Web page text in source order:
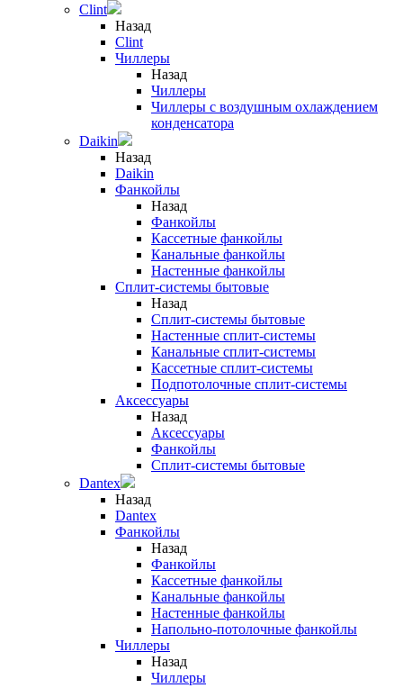
Clint
Назад
Clint
Чиллеры
Назад
Чиллеры
Чиллеры с воздушным охлаждением
конденсатора
Daikin
Назад
Daikin
Фанкойлы
Назад
Фанкойлы
Кассетные фанкойлы
Канальные фанкойлы
Настенные фанкойлы
Сплит-системы бытовые
Назад
Сплит-системы бытовые
Настенные сплит-системы
Канальные сплит-системы
Кассетные сплит-системы
Подпотолочные сплит-системы
Аксессуары
Назад
Аксессуары
Фанкойлы
Сплит-системы бытовые
Dantex
Назад
Dantex
Фанкойлы
Назад
Фанкойлы
Кассетные фанкойлы
Канальные фанкойлы
Настенные фанкойлы
Напольно-потолочные фанкойлы
Чиллеры
Назад
Чиллеры